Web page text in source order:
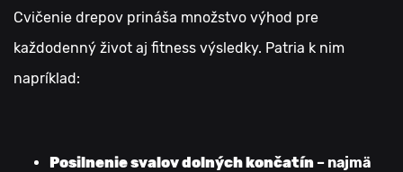
Cvičenie drepov prináša množstvo výhod pre
každodenný život aj fitness výsledky. Patria k nim
napríklad:
Posilnenie svalov dolných končatín– najmä